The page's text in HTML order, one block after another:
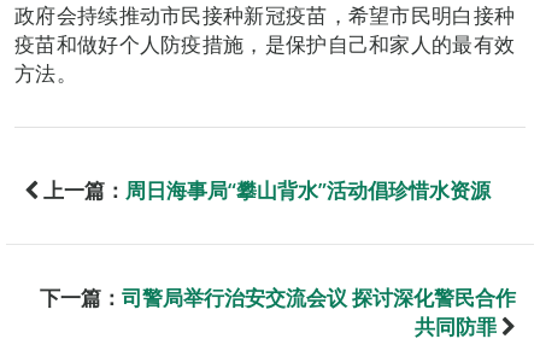
政府会持续推动市民接种新冠疫苗，希望市民明白接种
疫苗和做好个人防疫措施，是保护自己和家人的最有效
方法。
上一篇： 周日海事局“攀山背水”活动倡珍惜水资源
下一篇： 司警局举行治安交流会议 探讨深化警民合作
共同防罪